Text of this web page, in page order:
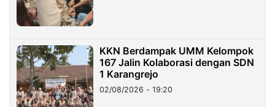
KKN Berdampak UMM Kelompok
167 Jalin Kolaborasi dengan SDN
1 Karangrejo
02/08/2026 - 19:20